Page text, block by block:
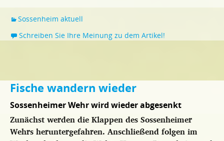
Sossenheim aktuell
Schreiben Sie Ihre Meinung zu dem Artikel!
Fische wandern wieder
Sossenheimer Wehr wird wieder abgesenkt
Zunächst werden die Klappen des Sossenheimer
Wehrs heruntergefahren. Anschließend folgen im